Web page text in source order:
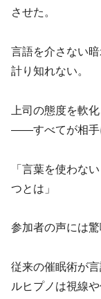
させた。
言語を介さない
計り知れない。
上司の態度を軟
――すべてが相手
「言葉を使わな
つとは」
参加者の声には驚
従来の催眠術が
ルヒプノは視線